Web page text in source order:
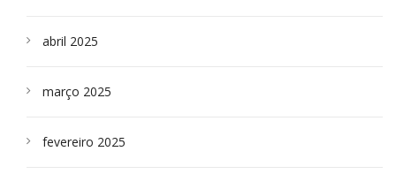
abril 2025
março 2025
fevereiro 2025